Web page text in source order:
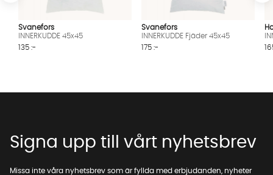
Svanefors
INNERKUDDE 45x45
135 :-
Svanefors
INNERKUDDE Fjäder 45x45
175 :-
Signa upp till vårt nyhetsbrev
Missa inte våra nyhetsbrev som är fyllda med erbjudanden, nyheter